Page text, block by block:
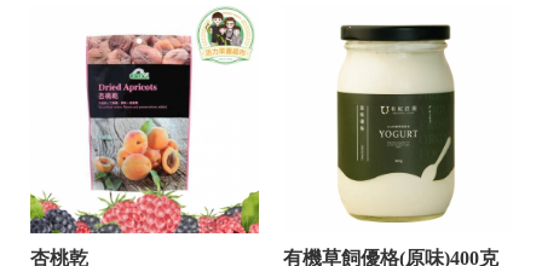
杏桃乾 有機草飼優格(原味)400克